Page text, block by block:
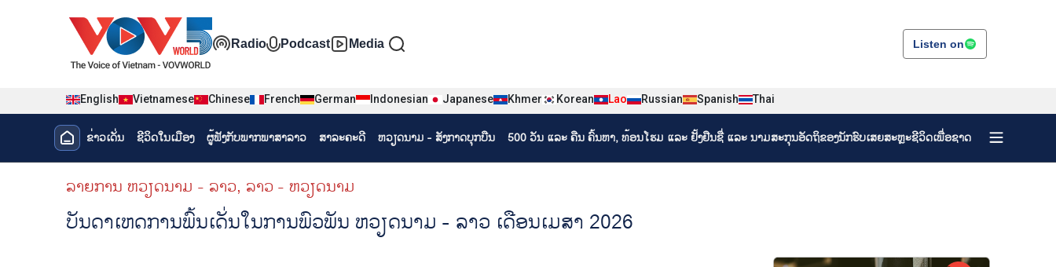
Đa phương tiện tiếng Lào
Radio Podcast Media Listen on
English Vietnamese Chinese French German Indonesian Japanese Khmer Korean Lao Russian Spanish Thai
Menu trang chủ tiếng Lào
ຂ່າວເດັ່ນ ຊີ​ວິດ​ໃນ​ເມືອງ ຜູ້​ຟັງ​ກັບ​ພາກ​ພາ​ສາ​ລາວ ສາລະຄະດີ ຫວຽດ​ນາມ - ສັງ​ກາດ​ບຸກ​ບືນ 500 ວັນ ແລະ ຄືນ ຄົ້ນຫາ, ທ້ອນໂຮມ ແລະ ຢັ້ງຢືນຊື່ ແລະ ນາມສະກຸນອັດຖິຂອງນັກຮົບເສຍສະຫຼະຊີວິດເພື່ອຊາດ
menu phụ tiếng Lào
ລາຍ​ການ ຫວຽດນາມ - ລາວ, ລາວ - ຫວຽດນາມ
ບັນ​ດາ​ເຫດ​ການ​ພົ້ນ​ເດັ່ນ​ໃນ​ການ​ພົວ​ພັນ ຫວຽດ​ນາມ - ລາວ ​ເດືອນ​ເມ​ສາ 2026